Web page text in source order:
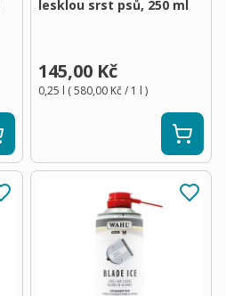
lesklou srst psů, 250 ml
145,00 Kč
0,25 l (580,00 Kč/ 1 l )